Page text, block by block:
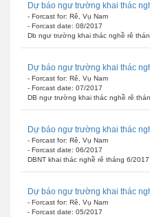
Dự báo ngư trường khai thác
- Forcast for: Rê, Vụ Nam
- Forcast date: 08/2017
Db ngư trường khai thác nghề rê
Dự báo ngư trường khai thác
- Forcast for: Rê, Vụ Nam
- Forcast date: 07/2017
DB ngư trường khai thác nghề rê
Dự báo ngư trường khai thác
- Forcast for: Rê, Vụ Nam
- Forcast date: 06/2017
DBNT khai thác nghề rê tháng 6/2017
Dự báo ngư trường khai thác
- Forcast for: Rê, Vụ Nam
- Forcast date: 05/2017